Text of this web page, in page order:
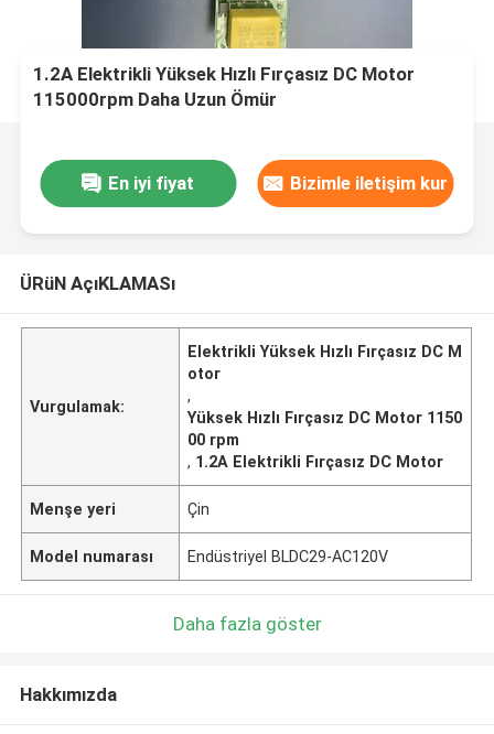
1.2A Elektrikli Yüksek Hızlı Fırçasız DC Motor
115000rpm Daha Uzun Ömür
En iyi fiyat Bizimle iletişim kur
ÜRüN AçıKLAMASı
Vurgulamak:
Elektrikli Yüksek Hızlı Fırçasız DC M
otor
,
Yüksek Hızlı Fırçasız DC Motor 1150
00 rpm
, 1.2A Elektrikli Fırçasız DC Motor
Menşe yeri Çin
Model numarası Endüstriyel BLDC29-AC120V
Daha fazla göster
Hakkımızda